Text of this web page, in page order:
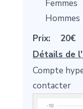
Femmes
Hommes
Prix:
20€
Détails de
Compte
contacter